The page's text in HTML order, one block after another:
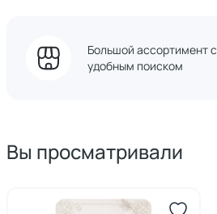
Большой ассортимент с
удобным поиском
Вы просматривали